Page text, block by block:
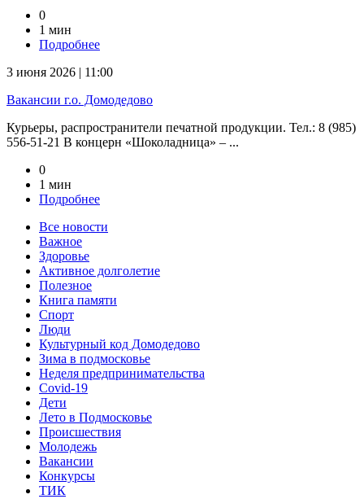
0
1 мин
Подробнее
3 июня 2026 | 11:00
Вакансии г.о. Домодедово
Курьеры, распространители печатной продукции. Тел.: 8 (985)
556-51-21 В концерн «Шоколадница» – ...
0
1 мин
Подробнее
Все новости
Важное
Здоровье
Активное долголетие
Полезное
Книга памяти
Спорт
Люди
Культурный код Домодедово
Зима в подмосковье
Неделя предпринимательства
Covid-19
Дети
Лето в Подмосковье
Происшествия
Молодежь
Вакансии
Конкурсы
ТИК